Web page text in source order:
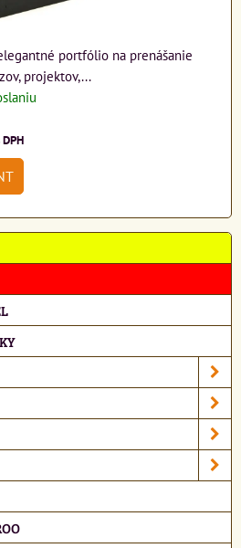
portfólio na prenášanie
projektov,...
DPH